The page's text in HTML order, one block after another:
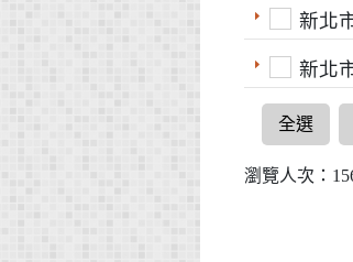
新北
新北
全選
瀏覽人次：